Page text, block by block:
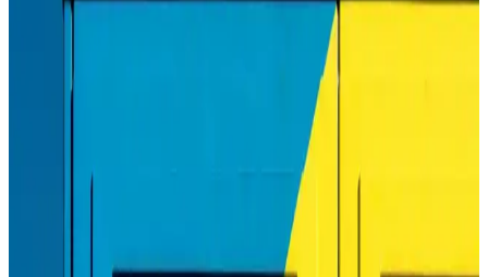
HP tonerleri, yüksek kalite, güvenilirlik ve çevre dostu özellikleriyle
ofis ve ev kullanımı için ideal çözümler sunar. Doğru toner seçimi,
Canon 490 Mürekkep: Yüksek Kalite ve
Canon 490 mürekkep, yüksek çözünürlük ve dayanıklılık sağlayan,
uyumlu ve ekonomik bir baskı çözümüdür. Orijinal kullanımıyla
baskı kalitenizi koruyun ve cihaz ömrünüzü uzatın.
Canon PIXMA G3410 Çok Fonksiyonlu ve
Ekonomik Yazıcı Özellikleri ve Avantajları